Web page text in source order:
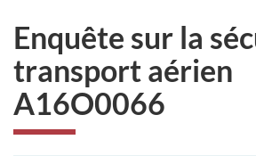
Enquête sur la
transport aérien
A16O0066